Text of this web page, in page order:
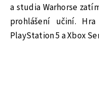
a studia Warhorse
prohlášení učiní.
PlayStation 5 a Xbox